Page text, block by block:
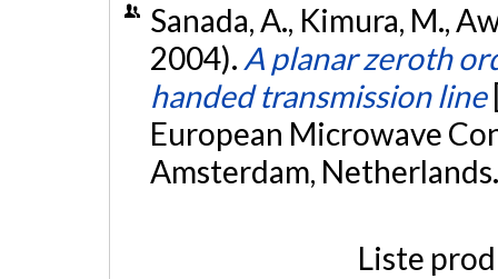
Sanada, A., Kimura, M.,
2004). A planar zeroth
handed transmission line
European Microwave
Amsterdam,
Liste